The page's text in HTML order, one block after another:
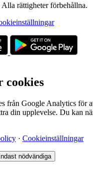
rättigheter förbehållna.
cookies
från Google Analytics för
din upplevelse. Du kan
· Cookieinställningar
nödvändiga